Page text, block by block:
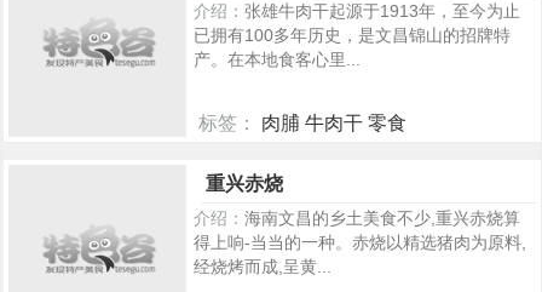
介绍： 张雄牛肉干起源于1913年，至今为止
已拥有100多年历史，是文昌锦山的招牌特
产。在本地食客心里...
标签： 肉脯 牛肉干 零食
重兴赤烧
介绍： 海南文昌的乡土美食不少,重兴赤烧算
得上响-当当的一种。赤烧以精选猪肉为原料,
经烧烤而成,呈黄...